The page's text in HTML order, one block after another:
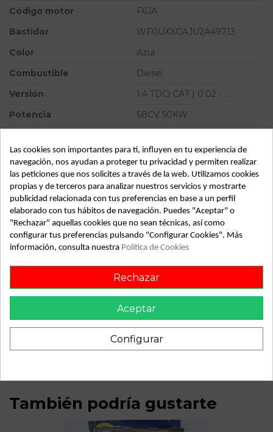
Código motor
F6JA
Bastidor
WF0UXXGAJU2A49713
Color
Azul
Combustible
Diesel
Versión
1.4 TDCi CAT | 0.02 - ...
Potencia
68CV 50KW
0.02 - ...
Almacén
49349
SubAlmacén
383
SubSubAlmacén
100029800
ID: 813367
Fecha disponible: 2022-05-24
Descripción
Recambio de cuadro instrumentos para ford fusion (cbk) 1.4
tdci cat | 0.02 - ... 1.4 tdci cat | 0.02 - ... referencia OEM IAM
También podría gustarte
Las cookies son importantes para ti, influyen en tu experiencia de
navegación, nos ayudan a proteger tu privacidad y permiten realizar
las peticiones que nos solicites a través de la web. Utilizamos cookies
propias y de terceros para analizar nuestros servicios y mostrarte
publicidad relacionada con tus preferencias en base a un perfil
elaborado con tus hábitos de navegación. Puedes "Aceptar" o
"Rechazar" aquellas cookies que no sean técnicas, así como
configurar tus preferencias pulsando "Configurar Cookies". Más
información, consulta nuestra Política de Cookies
Rechazar
Aceptar
Configurar